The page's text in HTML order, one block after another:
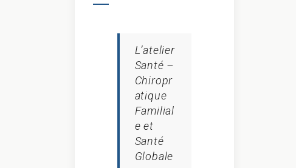
L’atelier
Santé –
Chiropr
atique
Familial
e et
Santé
Globale